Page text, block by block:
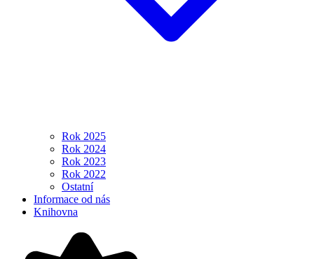
Rok 2025
Rok 2024
Rok 2023
Rok 2022
Ostatní
Informace od nás
Knihovna